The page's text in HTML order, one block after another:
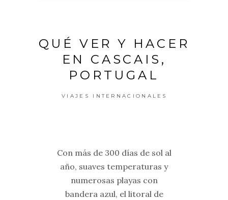
QUÉ VER Y HACER
EN CASCAIS,
PORTUGAL
VIAJES INTERNACIONALES
Con más de 300 días de sol al
año, suaves temperaturas y
numerosas playas con
bandera azul, el litoral de